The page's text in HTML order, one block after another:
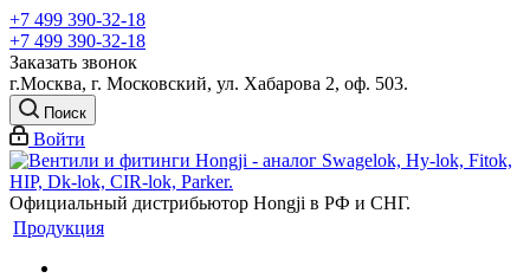
+7 499 390-32-18
+7 499 390-32-18
Заказать звонок
г.Москва, г. Московский, ул. Хабарова 2, оф. 503.
Поиск
Войти
Официальный дистрибьютор Hongji в РФ и СНГ.
Продукция